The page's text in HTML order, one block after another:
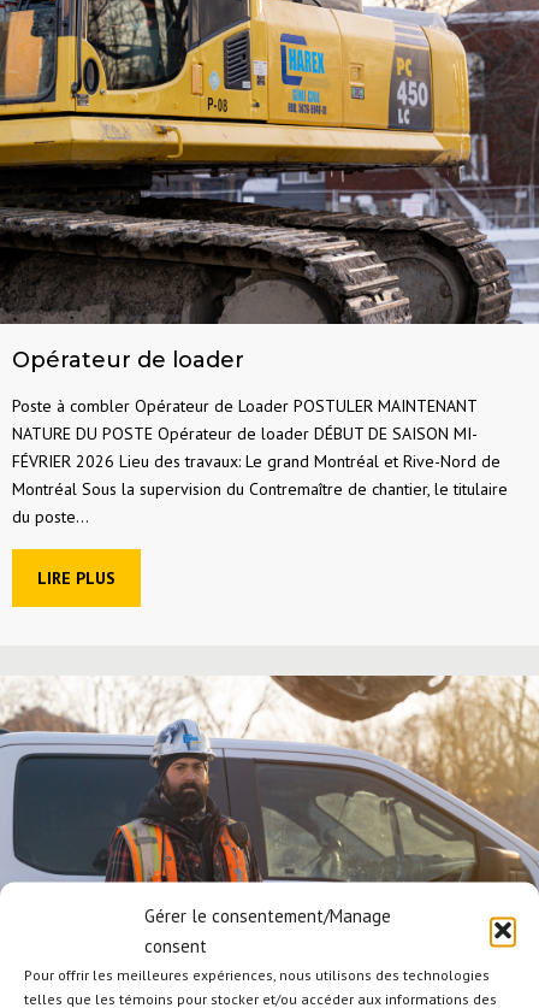
Gérer le consentement/Manage
consent
Pour offrir les meilleures expériences, nous utilisons des technologies
telles que les témoins pour stocker et/ou accéder aux informations des
Opérateur de loader
Poste à combler Opérateur de Loader POSTULER MAINTENANT
NATURE DU POSTE Opérateur de loader DÉBUT DE SAISON MI-
FÉVRIER 2026 Lieu des travaux: Le grand Montréal et Rive-Nord de
Montréal Sous la supervision du Contremaître de chantier, le titulaire
du poste...
LIRE PLUS